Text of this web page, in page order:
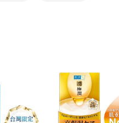
結帳頁面顯示為準，若有關於
support/home
先享後付」服務完成之交
，並將交易相關給付款項請求債
址：